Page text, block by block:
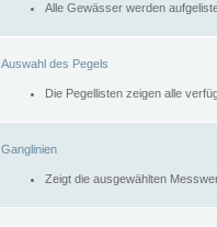
Alle Gewässer werden
Auswahl des Pegels
Die Pegellisten zeigen alle
Ganglinien
Zeigt die ausgewählten